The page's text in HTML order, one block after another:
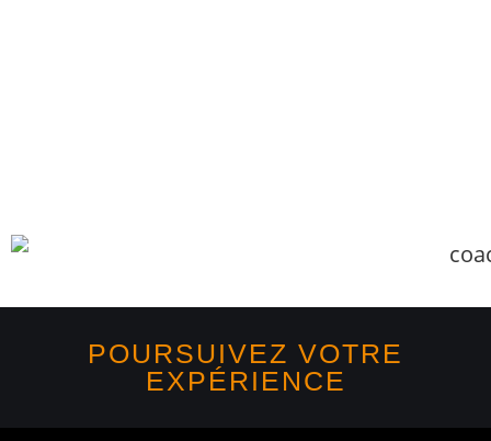
POURSUIVEZ VOTRE
EXPÉRIENCE